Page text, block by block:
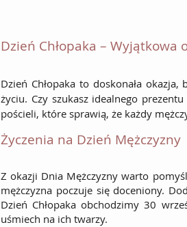
Dzień Chłopaka – Wyjątkowa
Dzień Chłopaka to doskonała
życiu. Czy szukasz idealnego
pościeli, które sprawią, że każdy
Życzenia na Dzień Mężczyzny
Z okazji Dnia Mężczyzny warto
mężczyzna poczuje się doceniony.
Dzień Chłopaka obchodzimy 30
uśmiech na ich twarzy.